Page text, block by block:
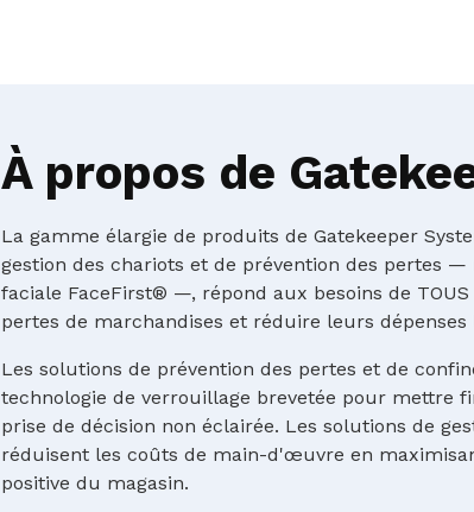
À propos de
La gamme élargie de produits de Gatekeeper
gestion des chariots et de prévention des pertes
faciale FaceFirst® —, répond aux besoins de
pertes de marchandises et réduire leurs
Les solutions de prévention des pertes et de
technologie de verrouillage brevetée pour mettre
prise de décision non éclairée. Les solutions de
réduisent les coûts de main-d'œuvre en
positive du magasin.